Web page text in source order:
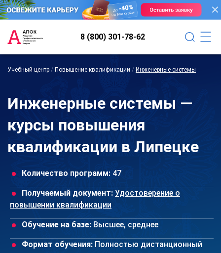
8 (800) 301-78-62
Учебный центр / Повышение квалификации / Инженерные системы
Инженерные системы —
курсы повышения
квалификации в Липецке
Количество программ: 47
Получаемый документ: Удостоверение о
повышении квалификации
Обучение на базе: Высшее, среднее
Формат обучения: Полностью дистанционный